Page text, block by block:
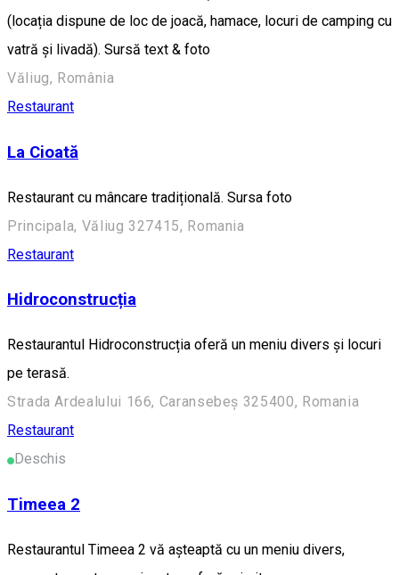
(locația dispune de loc de joacă, hamace, locuri de camping cu
vatră și livadă). Sursă text & foto
Văliug, România
Restaurant
La Cioată
Restaurant cu mâncare tradițională. Sursa foto
Principala, Văliug 327415, Romania
Restaurant
Hidroconstrucția
Restaurantul Hidroconstrucția oferă un meniu divers și locuri
pe terasă.
Strada Ardealului 166, Caransebeș 325400, Romania
Restaurant
Deschis
Timeea 2
Restaurantul Timeea 2 vă așteaptă cu un meniu divers,